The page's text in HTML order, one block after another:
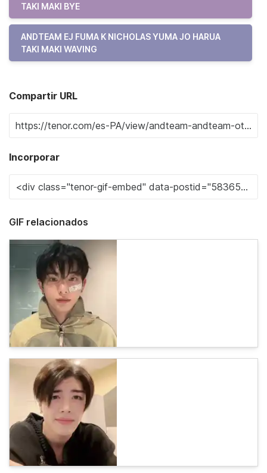
TAKI MAKI BYE
ANDTEAM EJ FUMA K NICHOLAS YUMA JO HARUA
TAKI MAKI WAVING
Compartir URL
Incorporar
GIF relacionados